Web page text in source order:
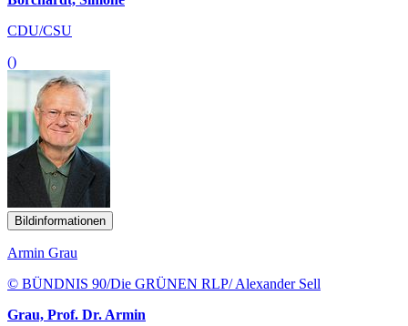
CDU/CSU
()
Bildinformationen
Armin Grau
© BÜNDNIS 90/Die GRÜNEN RLP/ Alexander Sell
Grau, Prof. Dr. Armin